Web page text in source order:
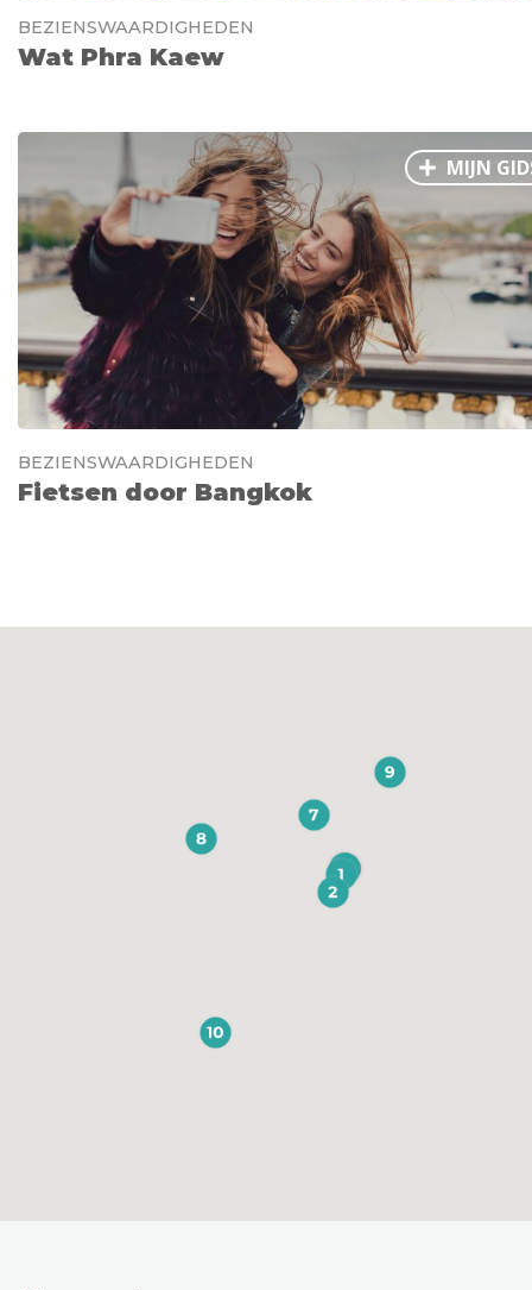
BEZIENSWAARDIGHEDEN
Wat Phra Kaew
MIJN
BEZIENSWAARDIGHEDEN
Fietsen door Bangkok